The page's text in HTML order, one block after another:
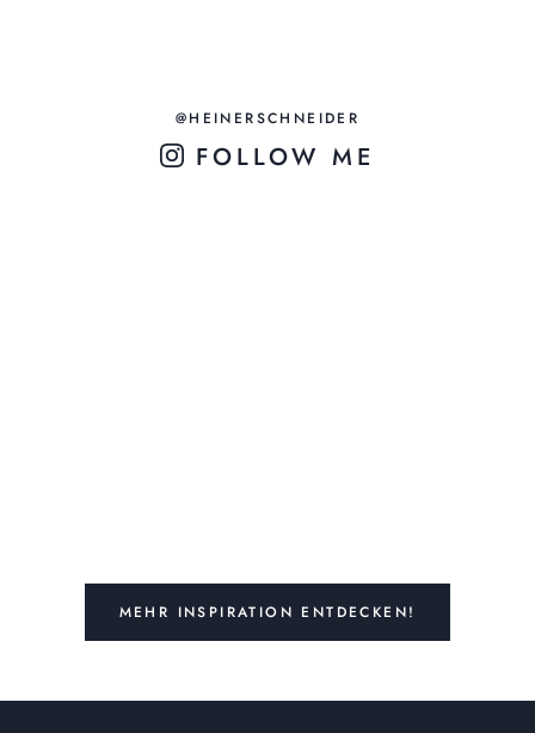
@HEINERSCHNEIDER
FOLLOW ME
MEHR INSPIRATION ENTDECKEN!